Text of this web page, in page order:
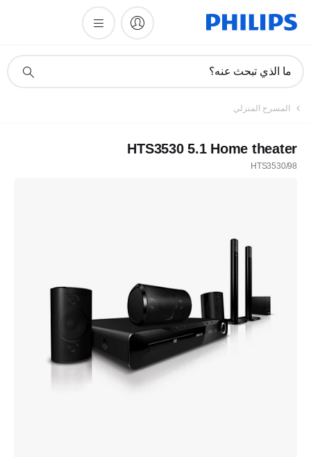
دعم
ما الذي تبحث عنه؟
المسرح المنزلي
HTS3530 5.1 Home theater
HTS3530/98